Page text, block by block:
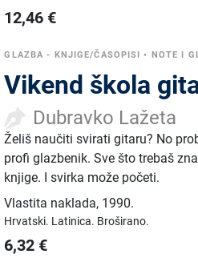
12,46 €
GLAZBA - KNJIGE/ČASOPISI • NOTE I
Vikend škola
Dubravko Lažeta
Želiš naučiti svirati gitaru? No
profi glazbenik. Sve što trebaš
knjige. I svirka može početi.
Vlastita naklada, 1990.
Hrvatski. Latinica. Broširano.
6,32 €